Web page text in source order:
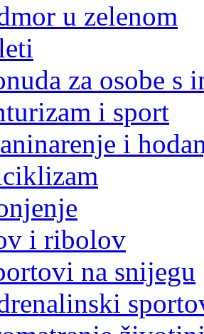
u zelenom
za osobe s
i sport
i
i ribolov
na snijegu